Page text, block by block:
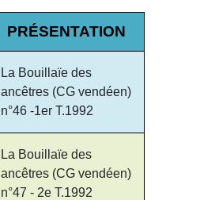
PRÉSENTATION
La Bouillaïe des
ancêtres (CG vendéen)
n°46 -1er T.1992
La Bouillaïe des
ancêtres (CG vendéen)
n°47 - 2e T.1992